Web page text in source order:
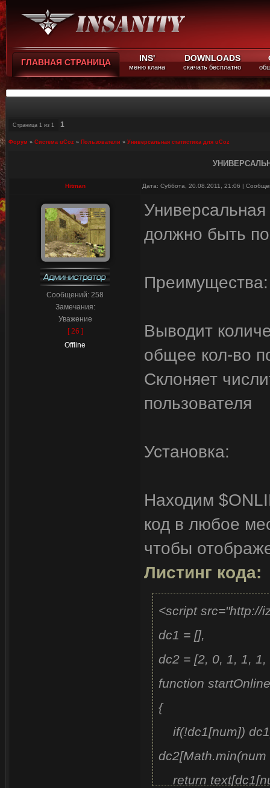
ГЛАВНАЯ СТРАНИЦА INS'
меню клана
DOWNLOADS
скачать бесплатно
Страница 1 из 1 1
Форум » Система uCoz » Пользователи » Универсальная статистика для uCoz
Hitman Дата: Суббота, 20.08.2011, 21:06 |
Сообщений: 258
Замечания:
Уважение
[ 26 ]
Offline
должно быть
Преимущества:
Выводит
общее кол-во
Склоняет
пользователя
Установка:
Находим
код в любое
чтобы
Листинг кода:
<script
dc1 = [],
dc2 = [2, 0, 1, 1,
function
{
if(!dc1[num])
return